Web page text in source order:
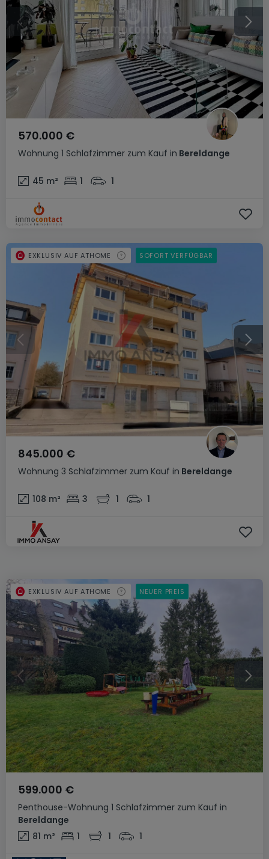
Wohnung 1 Schlafzimmer zum Kauf in Bereldange
570.000 €
45 m² 1 1
Wohnung 3 Schlafzimmer zum Kauf in Bereldange
845.000 €
108 m² 3 1 1
EXKLUSIV AUF ATHOME SOFORT VERFÜGBAR
Penthouse-Wohnung 1 Schlafzimmer zum Kauf in
Bereldange
599.000 €
81 m² 1 1 1
EXKLUSIV AUF ATHOME NEUER PREIS